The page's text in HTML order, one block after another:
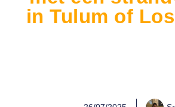
in Tulum of